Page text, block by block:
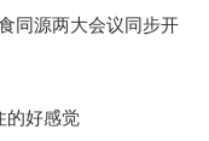
同源两大会议同步开
的好感觉